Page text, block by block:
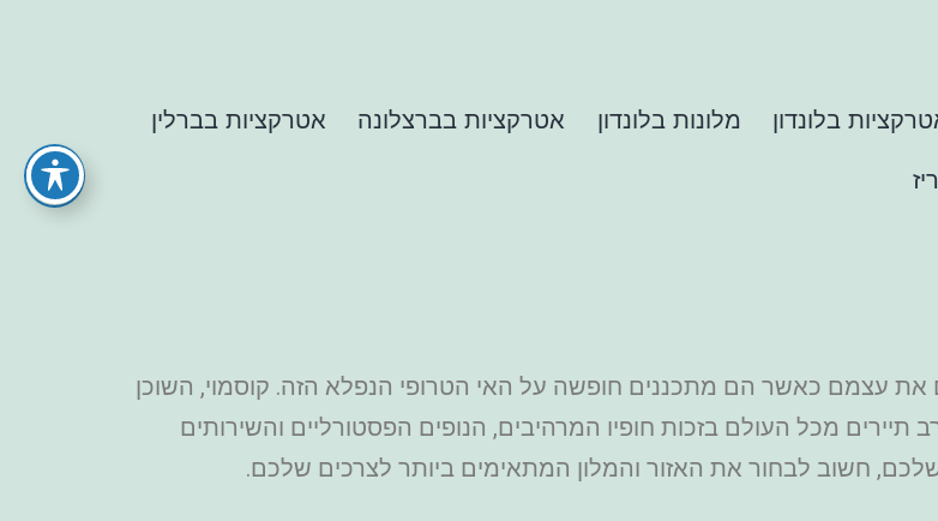
בלונדון מלונות בלונדון אטרקציות בברצלונה אטרקציות בברלין
את עצמם כאשר הם מתכננים חופשה על האי הטרופי הנפלא הזה. קוסמוי, השוכן
תיירים מכל העולם בזכות חופיו המרהיבים, הנופים הפסטורליים והשירותים
חשוב לבחור את האזור והמלון המתאימים ביותר לצרכים שלכם.